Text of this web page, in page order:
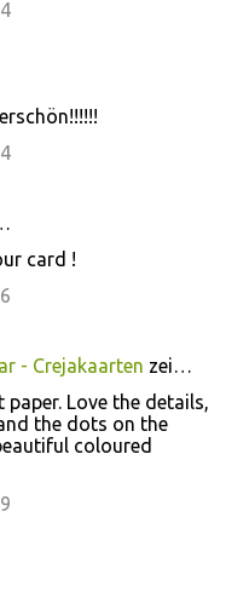
card !
- Crejakaarten zei…
Love the details,
the dots on the
coloured